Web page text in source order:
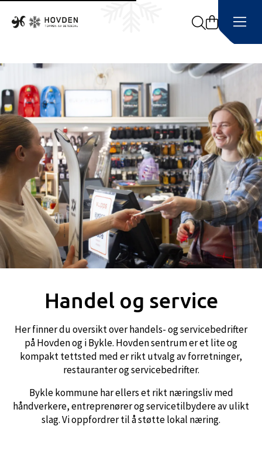
Search
Handel og service
Her finner du oversikt over handels- og servicebedrifter
på Hovden og i Bykle. Hovden sentrum er et lite og
kompakt tettsted med er rikt utvalg av forretninger,
restauranter og servicebedrifter.
Bykle kommune har ellers et rikt næringsliv med
håndverkere, entreprenører og servicetilbydere av ulikt
slag. Vi oppfordrer til å støtte lokal næring.